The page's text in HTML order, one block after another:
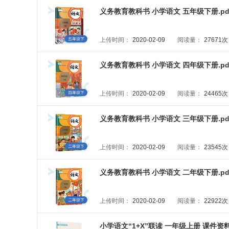
义务教育教科书 小学语文 五年级下册
上传时间： 2020-02-09 阅读量： 27671次
义务教育教科书 小学语文 四年级下册
上传时间： 2020-02-09 阅读量： 24465次
义务教育教科书 小学语文 三年级下册
上传时间： 2020-02-09 阅读量： 23545次
义务教育教科书 小学语文 二年级下册
上传时间： 2020-02-09 阅读量： 22922次
小学语文“1+X”联读 一年级上册 课件资